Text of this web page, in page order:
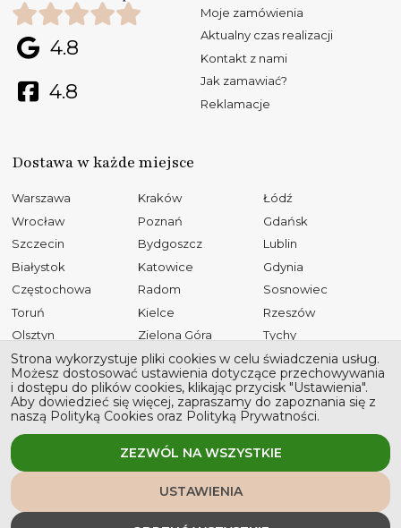
4.8
4.8
Moje zamówienia
Aktualny czas realizacji
Kontakt z nami
Jak zamawiać?
Reklamacje
Dostawa w każde miejsce
Warszawa Kraków
Łódź
Wrocław
Poznań
Gdańsk
Szczecin
Bydgoszcz
Lublin
Białystok
Katowice
Gdynia
Częstochowa
Radom
Sosnowiec
Toruń
Kielce
Rzeszów
Olsztyn
Zielona Góra
Tychy
Opole
Gliwice
Płock
Bielsko-Biała
Elbląg
Ruda Śląska
Rybnik
Tarnów
Kalisz
Koszalin
Słupsk
Strona wykorzystuje pliki cookies w celu świadczenia usług.
Możesz dostosować ustawienia dotyczące przechowywania
i dostępu do plików cookies, klikając przycisk "Ustawienia".
Aby dowiedzieć się więcej, zapraszamy do zapoznania się z
naszą Polityką Cookies oraz Polityką Prywatności.
ZEZWÓL NA WSZYSTKIE
USTAWIENIA